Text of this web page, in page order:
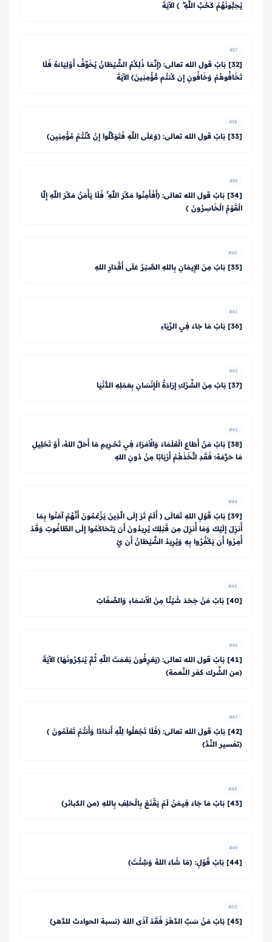
يُحِبُّونَهُمْ كَحُبِّ اللَّهِ ۖ ﴾ الآيَةَ
#37
[32] بَابُ قول الله تعالى: ﴿إِنَّمَا ذَٰلِكُمُ الشَّيْطَانُ يُخَوِّفُ أَوْلِيَاءَهُ فَلَا
تَخَافُوهُمْ وَخَافُونِ إِن كُنتُم مُّؤْمِنِينَ﴾ الآيَةَ
#38
[33] بَابُ قول الله تعالى: ﴿وَعَلَى اللَّهِ فَتَوَكَّلُوا إِنْ كُنْتُمْ مُؤْمِنِين﴾
#39
[34] بَابُ قول الله تعالى: ﴿أَفَأَمِنُوا مَكْرَ اللَّهِ ۚ فَلَا يَأْمَنُ مَكْرَ اللَّهِ إِلَّا
الْقَوْمُ الْخَاسِرُونَ ﴾
#40
[35] بَابٌ مِنَ الإِيمَانِ بِاللهِ الصَّبْرُ عَلَى أَقْدَارِ اللهِ
#41
[36] بَابُ مَا جَاءَ فِي الرِّيَاءِ
#42
[37] بَابٌ مِنَ الشِّرْكِ إِرَادَةُ الْإِنْسَانِ بِعَمَلِهِ الدُّنْيَا
#43
[38] بَابٌ مَنْ أَطَاعَ الْعُلَمَاءَ وَالأُمَرَاءَ فِي تَحْــرِيمِ مَا أَحَلَّ اللهُ، أَوْ تَحْلِيلِ
مَا حَرَّمَهُ؛ فَقَدِ اتَّخَذَهُمْ أَرْبَابًا مِنْ دُونِ اللهِ
#44
[39] بَابُ قَوْلِ اللهِ تَعَالَى ﴿ أَلَمْ تَرَ إِلَى الَّذِينَ يَزْعُمُونَ أَنَّهُمْ آمَنُوا بِمَا
أُنزِلَ إِلَيْكَ وَمَا أُنزِلَ مِن قَبْلِكَ يُرِيدُونَ أَن يَتَحَاكَمُوا إِلَى الطَّاغُوتِ وَقَدْ
أُمِرُوا أَن يَكْفُرُوا بِهِ وَيُرِيدُ الشَّيْطَانُ أَن يُ
#45
[40] بَابُ مَنْ جَحَدَ شَيْئًا مِنَ الأَسْمَاءِ وَالصِّفَاتِ
#46
[41] بَابُ قول الله تعالى: ﴿يَعْرِفُونَ نِعْمَتَ اللَّهِ ثُمَّ يُنكِرُونَهَا﴾ الآيَةَ
(من الشِّرك كفر النِّعمة)
#47
[42] بَابُ قول الله تعالى: ﴿فَلَا تَجْعَلُوا لِلَّهِ أَندَادًا وَأَنتُمْ تَعْلَمُونَ ﴾
(تفسير النِّدِّ)
#48
[43] بَابُ مَا جَاءَ فِيمَنْ لَمْ يَقْنَعْ بِالْـحَلِفِ بِاللهِ (من الكبائر)
#49
[44] بَابُ قَوْلِ: (مَا شَاءَ اللهُ وَشِئْتَ)
#50
[45] بَابُ مَنْ سَبَّ الدَّهْرَ فَقَدْ آذَى اللهَ (نسبة الحوادث للدَّهر)